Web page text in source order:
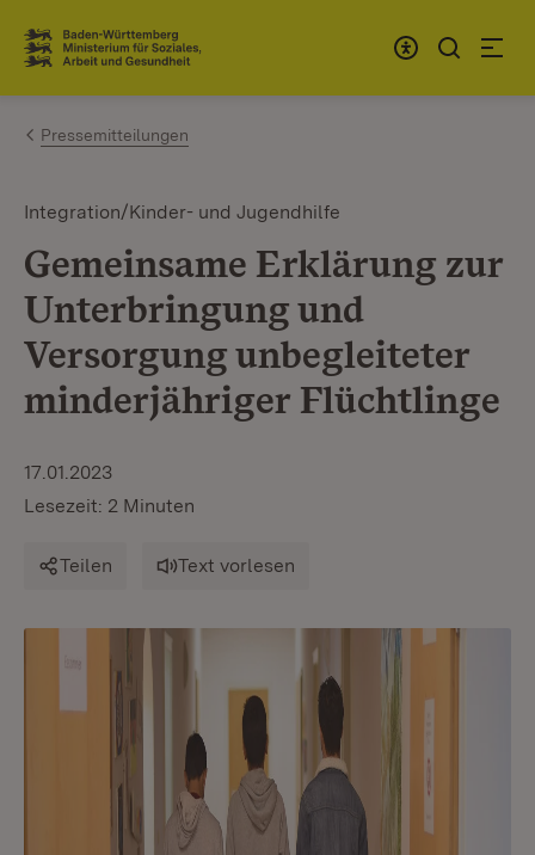
Zum Inhalt springen
Link zur Startseite
Pressemitteilungen
Integration/Kinder- und Jugendhilfe
Gemeinsame Erklärung zur
Unterbringung und
Versorgung unbegleiteter
minderjähriger Flüchtlinge
17.01.2023
Lesezeit: 2 Minuten
Teilen Text vorlesen